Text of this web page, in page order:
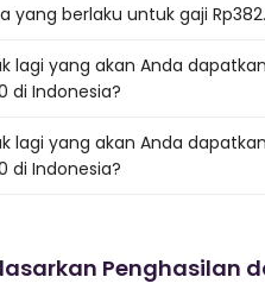
yang berlaku untuk gaji
lagi yang akan Anda
di Indonesia?
lagi yang akan Anda
di Indonesia?
Penghasilan